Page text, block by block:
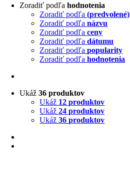
Zoradiť podľahodnotenia
Zoradiť podľa(predvolené)
Zoradiť podľanázvu
Zoradiť podľaceny
Zoradiť podľadátumu
Zoradiť podľapopularity
Zoradiť podľahodnotenia
Ukáž36 produktov
Ukáž 12 produktov
Ukáž24 produktov
Ukáž36 produktov